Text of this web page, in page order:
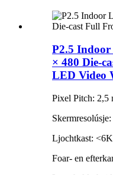
P2.5 Indoor
× 480 Die-
LED Video
Pixel Pitch: 2,5
Ljochtkast:
Foar- en